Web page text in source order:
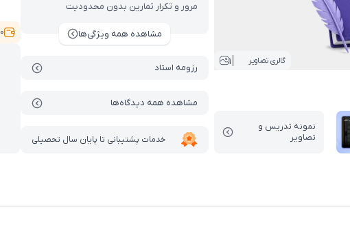
گالری تصاویر 1
نمونه تدریس‌ و
تصاویر
مرور و تکرار تمارین بدون محدودیت
مشاهده همه ویژگی‌ها
رزومه استاد
مشاهده همه دیدگاه‌ها
خدمات پشتیبانی تا پایان سال تحصیلی